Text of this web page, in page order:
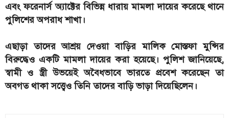
এবং ফরেনার্স অ্যাক্টের বিভিন্ন ধারায় মামলা দায়ের করেছে থানে
পুলিশের অপরাধ শাখা।
এছাড়া তাদের আশ্রয় দেওয়া বাড়ির মালিক মোস্তফা মুন্সির
বিরুদ্ধেও একটি মামলা দায়ের করা হয়েছে। পুলিশ জানিয়েছে,
স্বামী ও স্ত্রী উভয়েই অবৈধভাবে ভারতে প্রবেশ করেছেন তা
অবগত থাকা সত্ত্বেও তিনি তাদের বাড়ি ভাড়া দিয়েছিলেন।